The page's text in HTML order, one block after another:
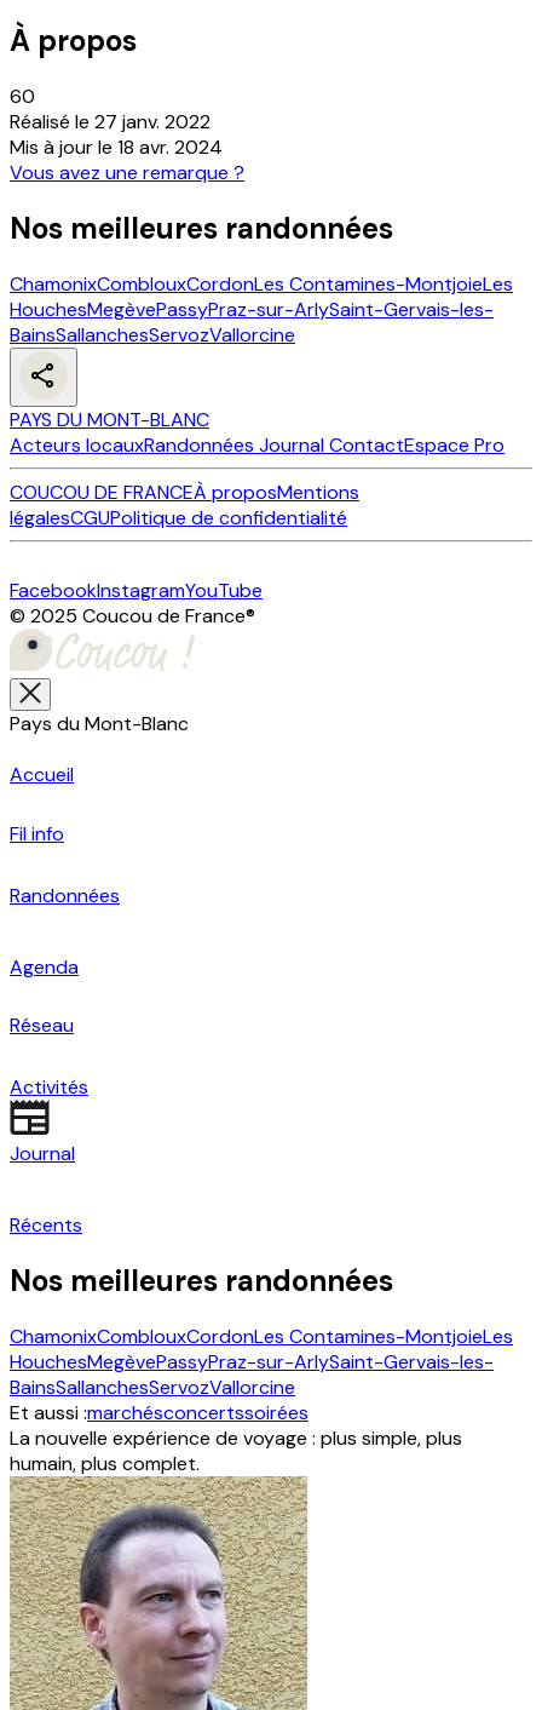
À propos
60
Réalisé le 27 janv. 2022
Mis à jour le 18 avr. 2024
Vous avez une remarque ?
Nos meilleures randonnées
ChamonixComblouxCordonLes Contamines-MontjoieLes
HouchesMegèvePassyPraz-sur-ArlySaint-Gervais-les-
BainsSallanchesServozVallorcine
PAYS DU MONT-BLANC
Acteurs locauxRandonnées JournalContactEspace Pro
COUCOU DE FRANCEÀ proposMentions
légalesCGUPolitique de confidentialité
FacebookInstagramYouTube
© 2025 Coucou de France®
Pays du Mont-Blanc
Accueil
Fil info
Randonnées
Agenda
Réseau
Activités
Journal
Récents
Nos meilleures randonnées
ChamonixComblouxCordonLes Contamines-MontjoieLes
HouchesMegèvePassyPraz-sur-ArlySaint-Gervais-les-
BainsSallanchesServozVallorcine
Et aussi :marchésconcertssoirées
La nouvelle expérience de voyage : plus simple, plus
humain, plus complet.